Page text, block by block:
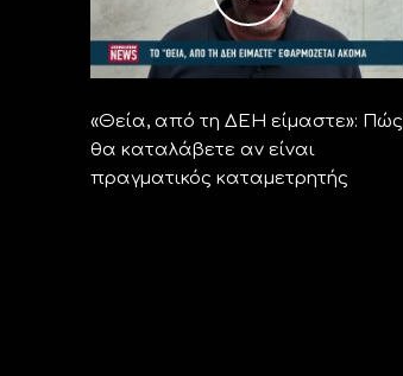
«Θεία, από τη ΔΕΗ είμαστε»: Πώς
θα καταλάβετε αν είναι
πραγματικός καταμετρητής